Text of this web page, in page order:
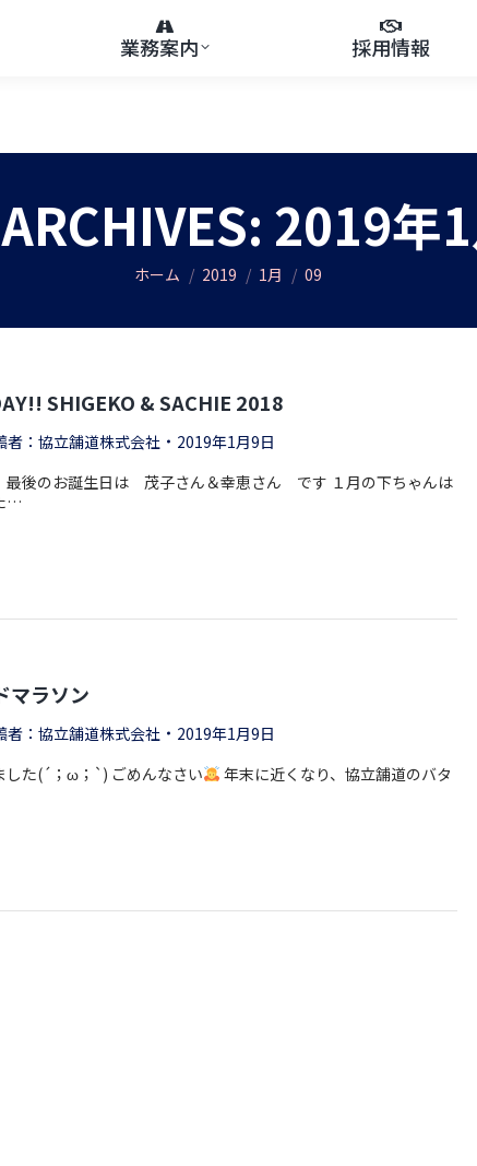
業務案内 採用情報
2019年
You are here:
ホーム 2019 1月 09
SHIGEKO & SACHIE 2018
者：協立舗道株式会社
2019年1月9日
後のお誕生日は 茂子さん＆幸恵さん です １月の下ちゃんは
…
マラソン
者：協立舗道株式会社
2019年1月9日
した(´；ω；`) ごめんなさい
年末に近くなり、協立舗道のバタ